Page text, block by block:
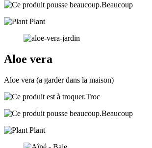
Beaucoup
Plant
Aloe vera
Aloe vera (a garder dans la maison)
Troc
Beaucoup
Plant